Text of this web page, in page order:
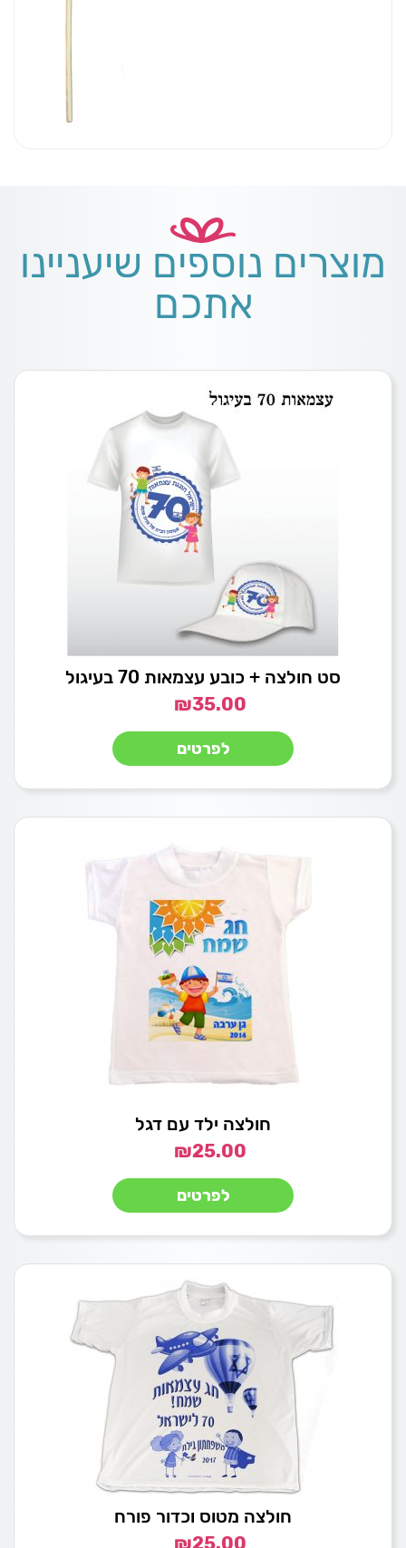
מוצרים נוספים שיעניינו
אתכם
סט חולצה + כובע עצמאות 70 בעיגול
₪35.00
לפרטים
חולצה ילד עם דגל
₪25.00
לפרטים
חולצה מטוס וכדור פורח
₪25.00